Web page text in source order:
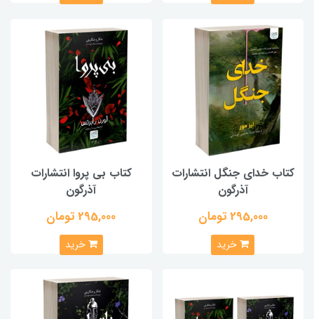
کتاب خدای جنگل انتشارات
آذرگون
295,000 تومان
خرید
کتاب بی پروا انتشارات
آذرگون
295,000 تومان
خرید